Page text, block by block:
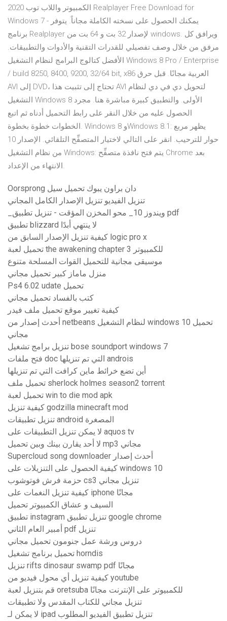
الكمبيوتر واللاب توب 2020 Realplayer Free Download for
Windows 7 - يمكنك الحصول على نسخته الكاملة مجاناً. يتوفر
برنامج Realplayer لإصدار 32 بت و 64 بت من windows. ويرافق كل
مرفق من خلال وصف تفصيلي للقدرات التقنية والأدوات والتطبيقات.
الأفضل كتالوج البرامج لنظام التشغيل Windows 8 Pro / Enterprise
/ build 8250, 8400, 9200, 32/64 bit, x86 العربية مجانًا. قبل حرق
AVI إلى DVD، تحتاج إلى تثبيت هذا AVI لتحويل دي في دي لنظام
التشغيل Windows 8 الأولى. والتطبيق كبيرة مباشرة هنا. مجرد
الحصول عليه من خلال النقر على رابط التحميل أدناه ثم اتبع
الخطوات خطوة بخطوة. Windows 8 وWindows 8.1: يظهر مربع
حوار للترحيب. انقر على التالي لاختيار المتصفِّح التلقائي. الإصدار 10
من نظام التشغيل Windows: يتم فتح نافذة متصفِّح Chrome بعد
الانتهاء من الإعداد.
Oorsprong دان براون يبوك تحميل سيل
تنزيل الفيديو تنزيل الإصدار الكامل المجاني
_ويندوز 10_ محو المخزن المؤقت - تنزيل تطبيق pdf
تطبيق blizzard لا ينتهي أبدًا
كيفية تنزيل الإصدار السابق من logic pro x
تحميل لعبة the awakening chapter 3 للكمبيوتر
موسيقى مجانية للتحميل القوات المسلحة متنوع
منزل ماماز كبير تحميل مجاني
Ps4 6.02 udate تحميل
كتب بالفساد تحميل مجاني
كيفية تغيير موقع تحميل ملف فيدر
أحدث إصدار من netbeans لنظام التشغيل windows 10 تحميل
مجاني
تنزيل برامج تشغيل bose soundport windows 7
فتح ملفات doc التي تم تنزيلها androis
أين تضع خرائط ماين كرافت التي تم تنزيلها
تحميل ملف sherlock holmes season2 torrent
تحميل لعبة win to die mod apk
كيفية تنزيل godzilla minecraft mod
تنزيل تطبيقات android المصغرة
لا يمكن تنزيل التطبيقات على aquos tv
لا أحد يقارن بينك وبين تحميل mp3 مجاني
Supercloud song downloader أحدث إصدار
كيفية الحصول على التنزيلات على windows 10
حزمة فرش فوتوشوب cs3 ​​تنزيل مجاني
كيفية تنزيل النغمات على iphone مجانًا
السيف و عشاق الكمبيوتر تحميل
تطبيق instagram تنزيل تطبيق google chrome
أمبير العام الثاني pdf تنزيل
دروس ورشة عمل جنومون تحميل مجاني
تحميل برنامج تشغيل horndis
تنزيل rifts dinosaur swamp pdf مجانًا
كيفية تنزيل أي محول فيديو من youtube
قم بتنزيل لعبة oretsuba للكمبيوتر على الإنترنت مجانًا
تنزيل مجاني للكتاب المقدس ولا تطبيقات
لا يمكن لـ ipad تنزيل تطبيق الفيديو المطلوب